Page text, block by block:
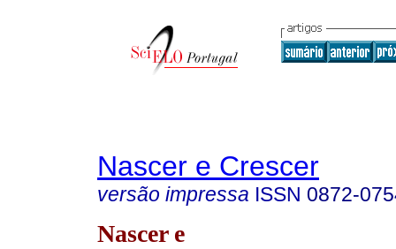
Nascer e Crescer
versão impressa ISSN 0872-
Nascer e